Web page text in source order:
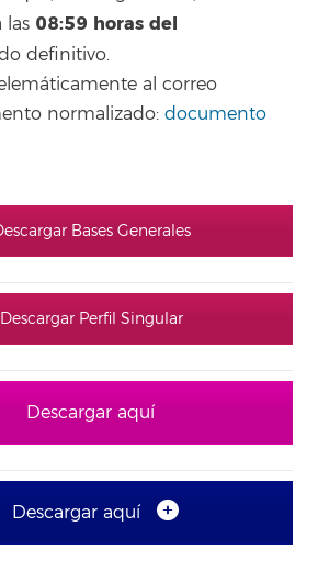
las 08:59 horas del
definitivo.
al correo
normalizado: documento
Bases Generales
Descargar Perfil Singular
Descargar aquí
Descargar aquí